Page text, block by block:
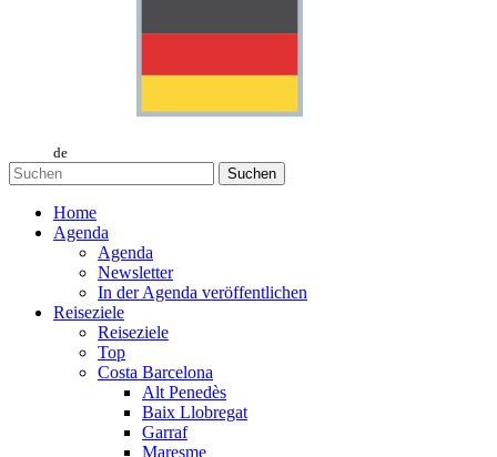
de
Suchen
Home
Agenda
Agenda
Newsletter
In der Agenda veröffentlichen
Reiseziele
Reiseziele
Top
Costa Barcelona
Alt Penedès
Baix Llobregat
Garraf
Maresme